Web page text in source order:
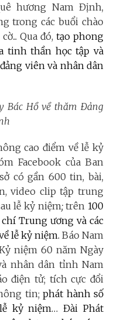
hương Nam Định,
trong các buổi chào
Qua đó, tạo phong
tinh thần học tập và
viên và nhân dân
Bác Hồ về thăm Đảng
cao điểm về lễ kỷ
Facebook của Ban
có gần 600 tin, bài,
video clip tập trung
lễ kỷ niệm;trên 100
Trung ương và các
lễ kỷ niệm. Báo Nam
niệm 60 năm Ngày
nhân dân tỉnh Nam
điện tử; tích cực đổi
tin;phát hành số
kỷ niệm… Đài Phát